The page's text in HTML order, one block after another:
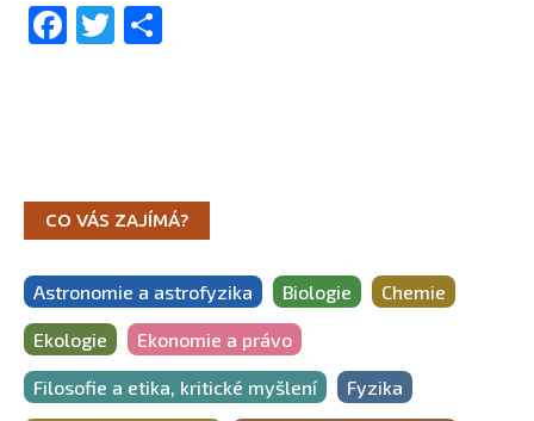
Facebook
Twitter
CO VÁS ZAJÍMÁ?
Astronomie a astrofyzika Biologie Chemie
Ekologie Ekonomie a právo
Filosofie a etika, kritické myšlení Fyzika